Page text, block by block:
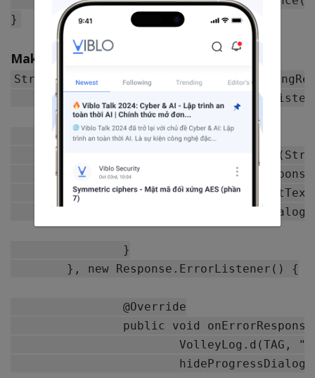
Making String request
StringRequest stringRequest = new
			new Response.Listener<String>() {
		@Override
		public void onResponse(String response) {
			Log.d(TAG, response.toString());
			msgResponse.setText(response.toString());